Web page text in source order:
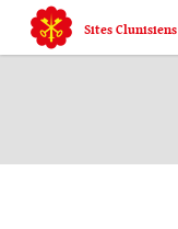
Sites Clunisiens